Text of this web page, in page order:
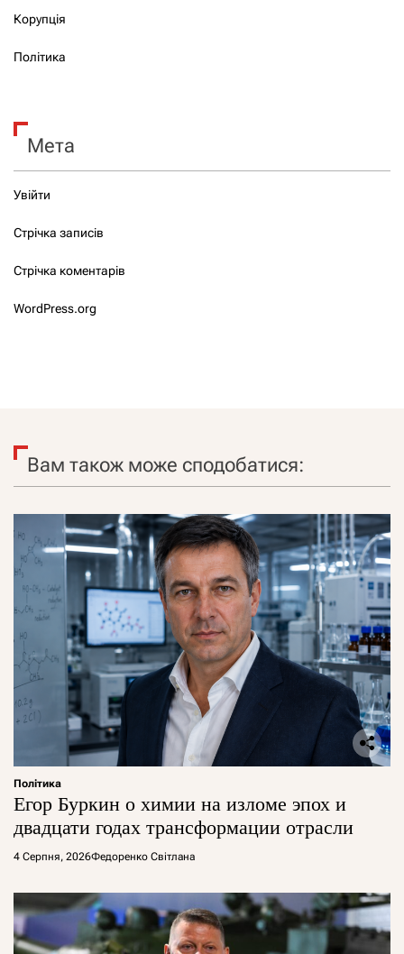
Корупція
Політика
Мета
Увійти
Стрічка записів
Стрічка коментарів
WordPress.org
Вам також може сподобатися:
Політика
Егор Буркин о химии на изломе эпох и
двадцати годах трансформации отрасли
4 Серпня, 2026Федоренко Світлана